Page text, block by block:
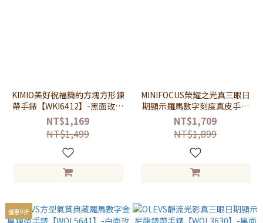
KIMIO美好祝福簡約方塊方形鍊
帶手錶【WKI6412】-黑面玫金
帶
NT$1,169
NT$1,499
MINIFOCUS榮耀之光真三眼日
期顯示羅馬數字刻度真皮手錶
【WMF0415】-白面黑帶
NT$1,709
NT$1,899
優惠9折